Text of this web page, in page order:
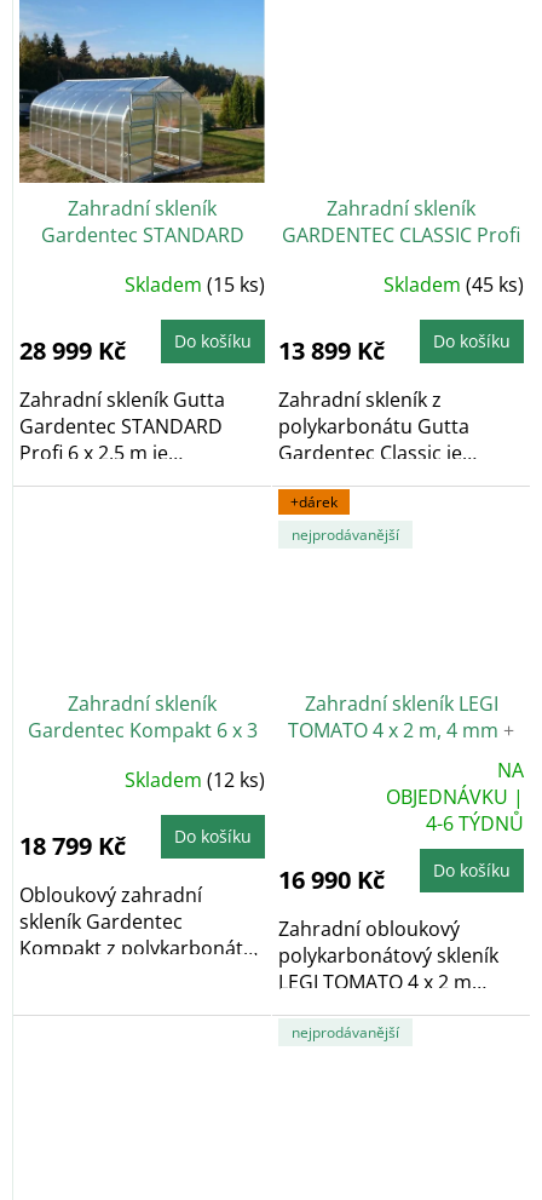
Zahradní skleník
Gardentec STANDARD
Průměrné
hodnocení
5,0
z
hvězdiček.
Skladem(15 ks)
28 999 Kč Do košíku
Zahradní skleník Gutta
Gardentec STANDARD
Profi 6 x 2,5 m je
obloukový zahradní...
Zahradní skleník
GARDENTEC CLASSIC Profi
Průměrné
hodnocení
5,0
z
hvězdiček.
Skladem(45 ks)
13 899 Kč Do košíku
Zahradní skleník z
polykarbonátu Gutta
Gardentec Classic je
obloukový zahradní
skleník,...
Zahradní skleník
Gardentec Kompakt 6 x 3
Průměrné
hodnocení
4,5
z
hvězdiček.
Skladem(12 ks)
18 799 Kč Do košíku
Obloukový zahradní
skleník Gardentec
Kompakt z polykarbonátu
+dárek
nejprodávanější
Zahradní skleník LEGI
TOMATO 4 x 2 m, 4 mm +
v hodnotě 700 Kč ZDARMA
Průměrné
hodnocení
z
5
hvězdiček.
NA
OBJEDNÁVKU |
4-6 TÝDNŮ
16 990 Kč Do košíku
Zahradní obloukový
polykarbonátový skleník
LEGI TOMATO 4 x 2 m
vyniká především...
nejprodávanější